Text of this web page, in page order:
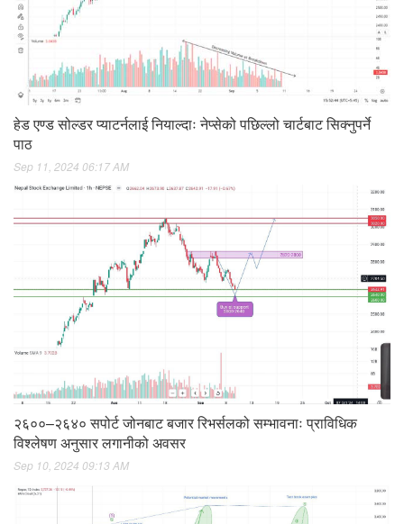
हेड एण्ड सोल्डर प्याटर्नलाई नियाल्दाः नेप्सेको पछिल्लो चार्टबाट सिक्नुपर्ने
पाठ
Sep 11, 2024 06:17 AM
२६००–२६४० सपोर्ट जोनबाट बजार रिभर्सलको सम्भावनाः प्राविधिक
विश्लेषण अनुसार लगानीको अवसर
Sep 10, 2024 09:13 AM